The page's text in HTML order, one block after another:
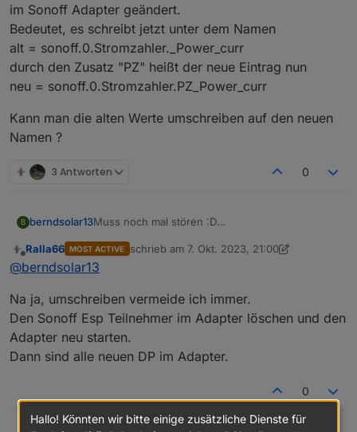
im Sonoff Adapter geändert.
Bedeutet, es schreibt jetzt unter dem Namen
alt = sonoff.0.Stromzahler._Power_curr
durch den Zusatz "PZ" heißt der neue Eintrag nun
neu = sonoff.0.Stromzahler.PZ_Power_curr
Kann man die alten Werte umschreiben auf den neuen
Namen ?
3 Antworten 0
B berndsolar13Muss noch mal stören :D
Entität im Sonoff Adapter geändert.
Bedeutet, es schreibt jetzt unter dem Namen
durch den Zusatz "PZ" heißt der neue Eintrag
nun
neu = sonoff.0.Stromzahler.PZ_Power_curr
Kann man die alten Werte umschreiben auf den
neuen Namen ?
Offline
Ralla66 MOST ACTIVE schrieb am 7. Okt. 2023, 21:00
zuletzt editiert von Ralla6610. Juli 2023, 23:01
@berndsolar13
Na ja, umschreiben vermeide ich immer.
Den Sonoff Esp Teilnehmer im Adapter löschen und den
Adapter neu starten.
Dann sind alle neuen DP im Adapter.
0
Hallo! Könnten wir bitte einige zusätzliche Dienste für